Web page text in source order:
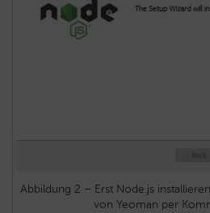
Abbildung 2 – Erst Node.js
von Yeoman per